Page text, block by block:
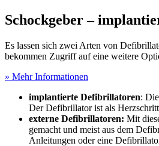
Schockgeber –
Es lassen sich zwei Arten von
bekommen Zugriff auf eine weitere
» Mehr Informationen
implantierte Defibrillatoren:
Der Defibrillator ist als
externe Defibrillatoren: Mit
gemacht und meist aus dem
Anleitungen oder eine